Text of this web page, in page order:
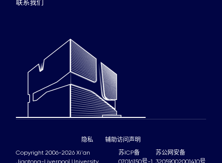
联系我们
Copyright 2006-2026 Xi'an
Jiaotong-Liverpool University
苏ICP备
07016150号-1
苏公网安备
32059002001410号
隐私 辅助访问声明